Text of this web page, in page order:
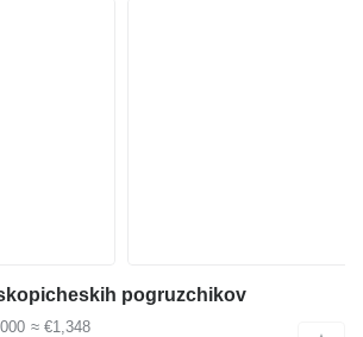
pogruzchikov
≈ €1,348